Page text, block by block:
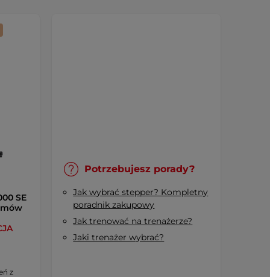
SE
z
Potrzebujesz porady?
Jak wybrać stepper? Kompletny
poradnik zakupowy
Jak trenować na trenażerze?
Jaki trenażer wybrać?